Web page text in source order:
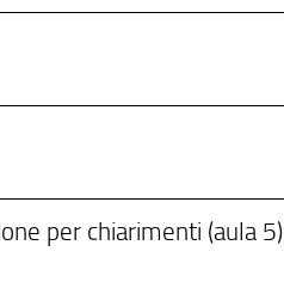
per chiarimenti (aula 5)